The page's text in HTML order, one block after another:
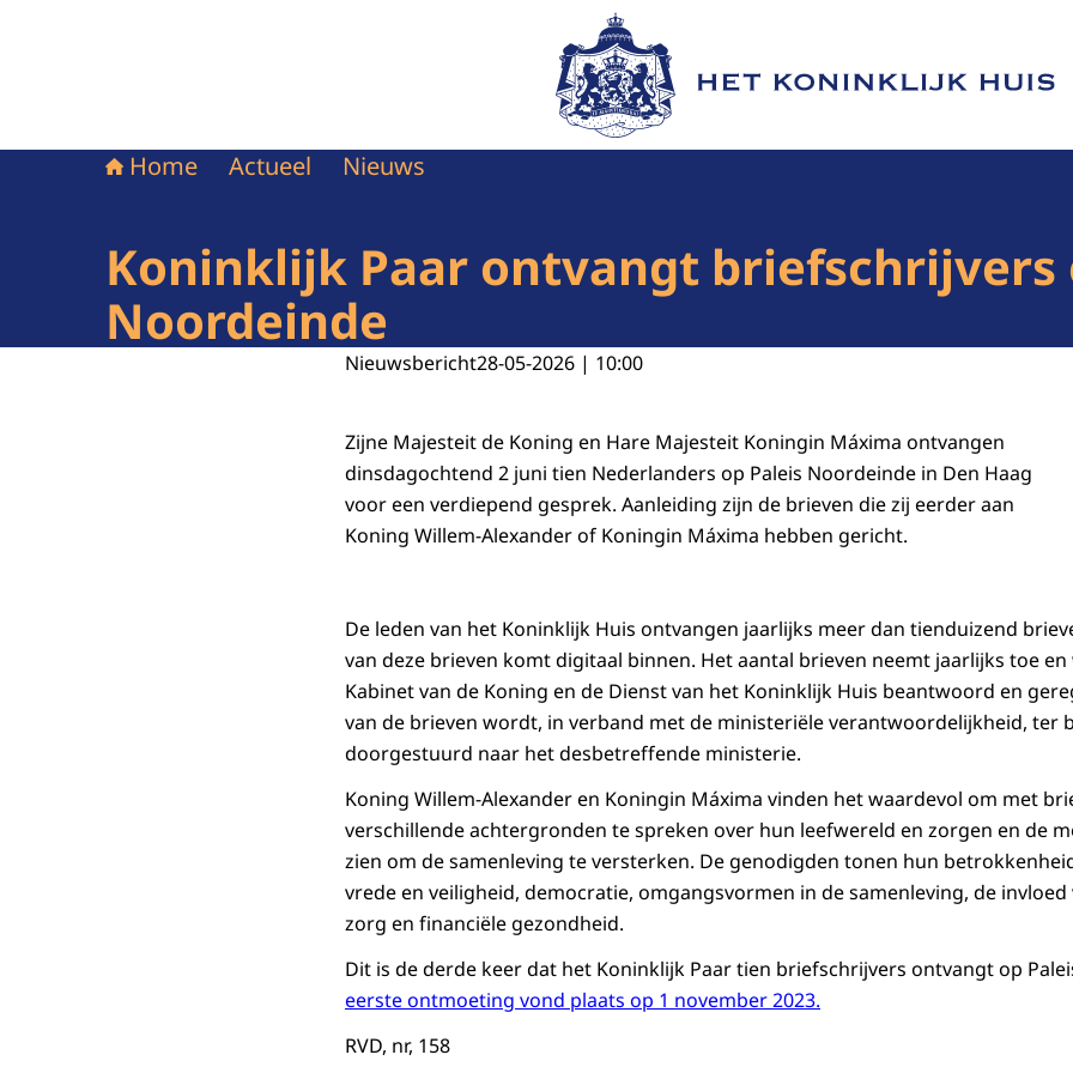
Naar de homepage van Het Koninklijk Huis
Home Actueel Nieuws
Koninklijk Paar ontvangt briefschrijvers
Noordeinde
Nieuwsbericht28-05-2026 | 10:00
Zijne Majesteit de Koning en Hare Majesteit Koningin Máxima ontvangen
dinsdagochtend 2 juni tien Nederlanders op Paleis Noordeinde in Den Haag
voor een verdiepend gesprek. Aanleiding zijn de brieven die zij eerder aan
Koning Willem-Alexander of Koningin Máxima hebben gericht.
De leden van het Koninklijk Huis ontvangen jaarlijks meer dan tienduizend
van deze brieven komt digitaal binnen. Het aantal brieven neemt jaarlijks toe
Kabinet van de Koning en de Dienst van het Koninklijk Huis beantwoord en
van de brieven wordt, in verband met de ministeriële verantwoordelijkheid, ter
doorgestuurd naar het desbetreffende ministerie.
Koning Willem-Alexander en Koningin Máxima vinden het waardevol om met
verschillende achtergronden te spreken over hun leefwereld en zorgen en de
zien om de samenleving te versterken. De genodigden tonen hun
vrede en veiligheid, democratie, omgangsvormen in de samenleving, de invloed
zorg en financiële gezondheid.
Dit is de derde keer dat het Koninklijk Paar tien briefschrijvers ontvangt op
eerste ontmoeting vond plaats op 1 november 2023.
RVD, nr, 158